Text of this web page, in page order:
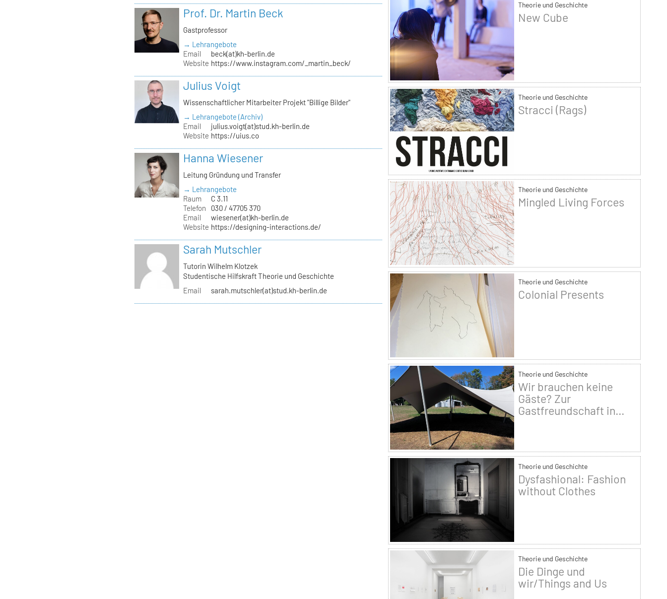
Prof. Dr. Martin Beck
Gastprofessor
→ Lehrangebote
Email
beck(at)kh-berlin.de
Website https://www.instagram.com/_martin_beck/
Julius Voigt
Wissenschaftlicher Mitarbeiter Projekt "Billige Bilder"
→ Lehrangebote (Archiv)
Email
julius.voigt(at)stud.kh-berlin.de
Website https://uius.co
Hanna Wiesener
Leitung Gründung und Transfer
→ Lehrangebote
Raum
C 3.11
Telefon
030 / 47705 370
Email
wiesener(at)kh-berlin.de
Website https://designing-interactions.de/
Sarah Mutschler
Tutorin Wilhelm Klotzek
Studentische Hilfskraft Theorie und Geschichte
Email
sarah.mutschler(at)stud.kh-berlin.de
Theorie und Geschichte
New Cube
Theorie und Geschichte
Stracci (Rags)
Theorie und Geschichte
Mingled Living Forces
Theorie und Geschichte
Colonial Presents
Theorie und Geschichte
Wir brauchen keine
Gäste? Zur
Gastfreundschaft in...
Theorie und Geschichte
Dysfashional: Fashion
without Clothes
Theorie und Geschichte
Die Dinge und
wir/Things and Us